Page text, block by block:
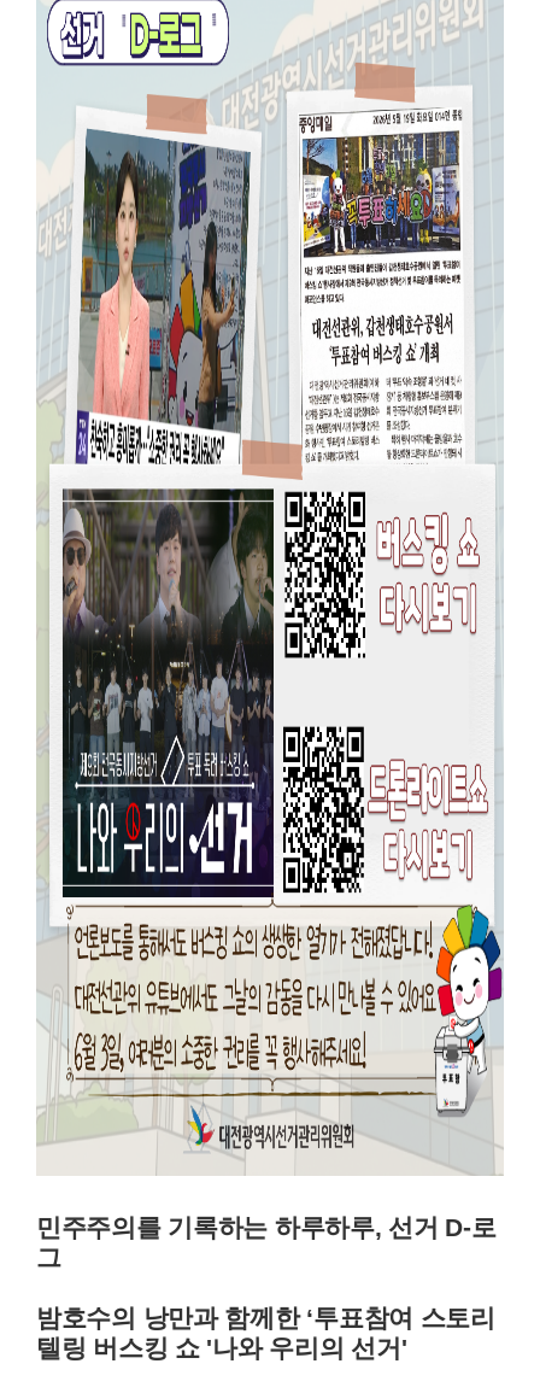
민주주의를 기록하는 하루하루, 선거 D-로
그
밤호수의 낭만과 함께한 ‘투표참여 스토리
텔링 버스킹 쇼 '나와 우리의 선거'